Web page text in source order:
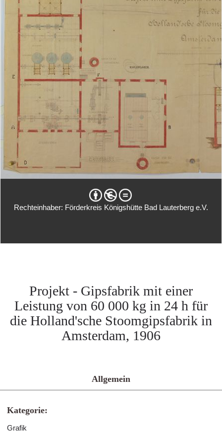
Rechteinhaber: Förderkreis Königshütte Bad Lauterberg e.V.
Projekt - Gipsfabrik mit einer
Leistung von 60 000 kg in 24 h für
die Holland'sche Stoomgipsfabrik in
Amsterdam, 1906
Allgemein
Kategorie:
Grafik